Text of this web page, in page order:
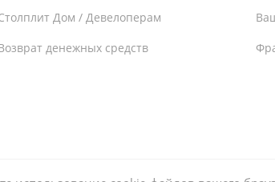
Дом / Девелоперам
денежных средств